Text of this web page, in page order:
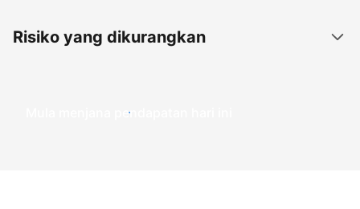
Risiko yang dikurangkan
Mula menjana pendapatan hari ini